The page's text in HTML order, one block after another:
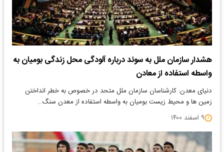
هشدار سازمان ملل به سوئد درباره آلودگی محل زندگی بومیان به
واسطه استفاده از معادن
دنیای معدن: کارشناسان سازمان ملل متحد در خصوص به خطر انداختن
زمین ها و محیط زیست بومیان به واسطه استفاده از معدن سنگ…
۹ اسفند ۱۴۰۰